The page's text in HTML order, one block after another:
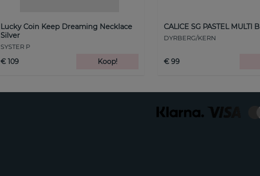
Lucky Coin Keep Dreaming Necklace
Silver
SYSTER P
€ 109 Koop!
CALICE SG PASTEL MULTI
DYRBERG/KERN
€ 99